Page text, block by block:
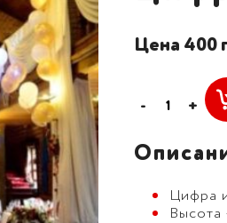
Цена 400
- +
Цифра
Высота